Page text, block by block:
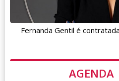
AGENDA
Fernanda Gentil é